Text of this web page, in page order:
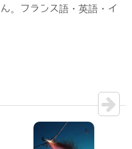
。フランス語・英語・イ